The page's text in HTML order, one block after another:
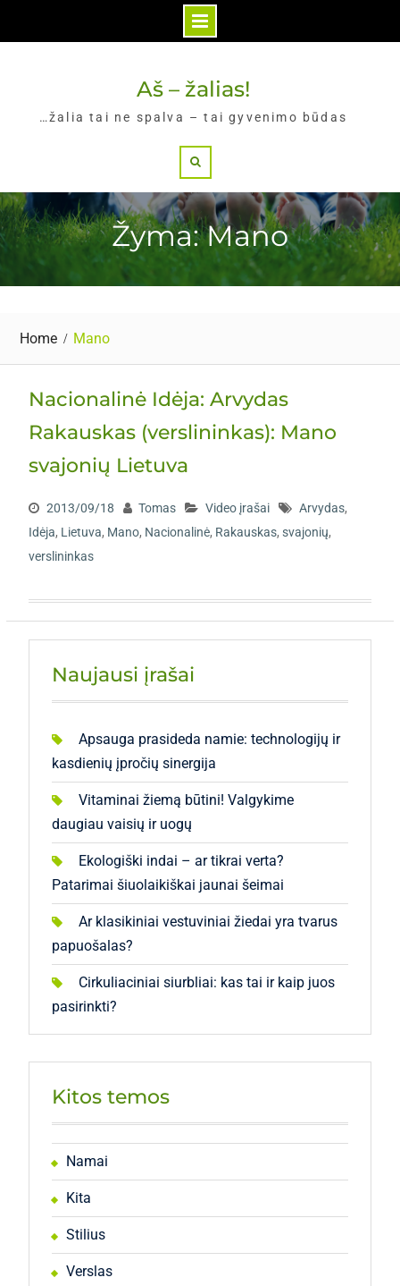
Aš – žalias!
…žalia tai ne spalva – tai gyvenimo būdas
Žyma: Mano
Home Mano
Nacionalinė Idėja: Arvydas
Rakauskas (verslininkas): Mano
svajonių Lietuva
2013/09/18 Tomas Video įrašai Arvydas,
Idėja, Lietuva, Mano, Nacionalinė, Rakauskas, svajonių,
verslininkas
Naujausi įrašai
Apsauga prasideda namie: technologijų ir
kasdienių įpročių sinergija
Vitaminai žiemą būtini! Valgykime
daugiau vaisių ir uogų
Ekologiški indai – ar tikrai verta?
Patarimai šiuolaikiškai jaunai šeimai
Ar klasikiniai vestuviniai žiedai yra tvarus
papuošalas?
Cirkuliaciniai siurbliai: kas tai ir kaip juos
pasirinkti?
Kitos temos
Namai
Kita
Stilius
Verslas